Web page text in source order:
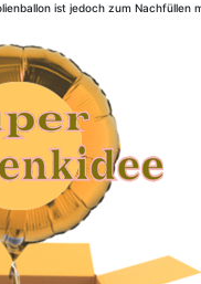
ist jedoch zum Nachfüllen